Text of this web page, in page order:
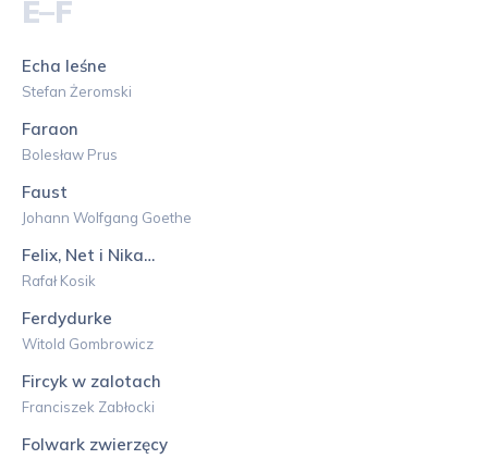
E–F
Echa leśne
Stefan Żeromski
Faraon
Bolesław Prus
Faust
Johann Wolfgang Goethe
Felix, Net i Nika…
Rafał Kosik
Ferdydurke
Witold Gombrowicz
Fircyk w zalotach
Franciszek Zabłocki
Folwark zwierzęcy